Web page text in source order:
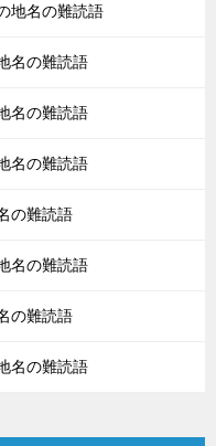
地名の難読語
名の難読語
名の難読語
名の難読語
の難読語
名の難読語
の難読語
名の難読語